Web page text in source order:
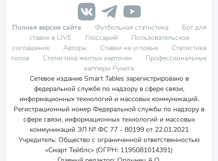
Полная версия сайта Футбольная статистика
Бот для
ставок в LIVE
Глоссарий
Пользовательское
соглашение
Авторы Ставки на угловые
Статистика
голов
Статистика желтых карточек
Профессиональные
капперы Рунета
Сетевое издание Smart Tables зарегистрировано в
федеральной службе по надзору в сфере связи,
информационных технологий и массовых коммуникаций.
Регистрационный номер Федеральной службы по надзору в
сфере связи, информационных технологий и массовых
коммуникаций ЭЛ № ФС 77 - 80199 от 22.01.2021
Учредитель: Общество с ограниченной ответственностью
«Смарт Тейблс» (ОГРН: 1195081014391)